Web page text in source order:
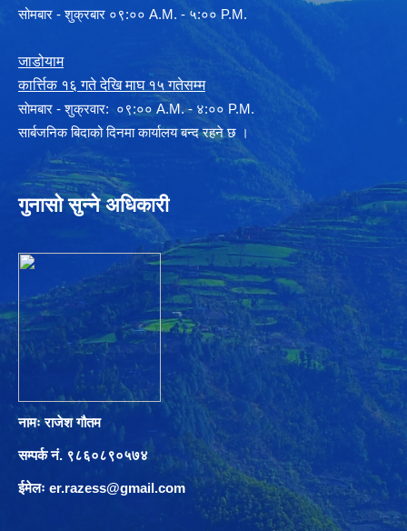
सोमबार - शुक्रबार ०९:०० A.M. - ५:०० P.M.
जाडोयाम
कार्त्तिक १६ गते देखि माघ १५ गतेसम्म
साेमबार - शुक्रवार: ०९:०० A.M. - ४:०० P.M.
सार्बजनिक बिदाको दिनमा कार्यालय बन्द रहने छ ।
गुनासो सुन्ने अधिकारी
नामः राजेश गौतम
सम्पर्क नं. ९८६०८९०५७४
ईमेलः er.razess@gmail.com